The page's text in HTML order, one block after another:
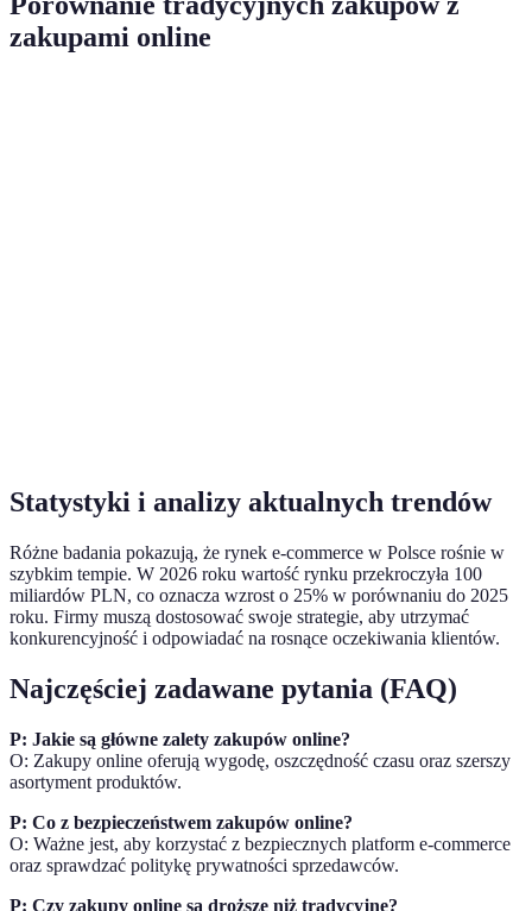
zakupami online
Statystyki i analizy aktualnych trendów
Różne badania pokazują, że rynek e-commerce w Polsce rośnie w
szybkim tempie. W 2026 roku wartość rynku przekroczyła 100
miliardów PLN, co oznacza wzrost o 25% w porównaniu do 2025
roku. Firmy muszą dostosować swoje strategie, aby utrzymać
konkurencyjność i odpowiadać na rosnące oczekiwania klientów.
Najczęściej zadawane pytania (FAQ)
P: Jakie są główne zalety zakupów online?
O: Zakupy online oferują wygodę, oszczędność czasu oraz szerszy
asortyment produktów.
P: Co z bezpieczeństwem zakupów online?
O: Ważne jest, aby korzystać z bezpiecznych platform e-commerce
oraz sprawdzać politykę prywatności sprzedawców.
P: Czy zakupy online są droższe niż tradycyjne?